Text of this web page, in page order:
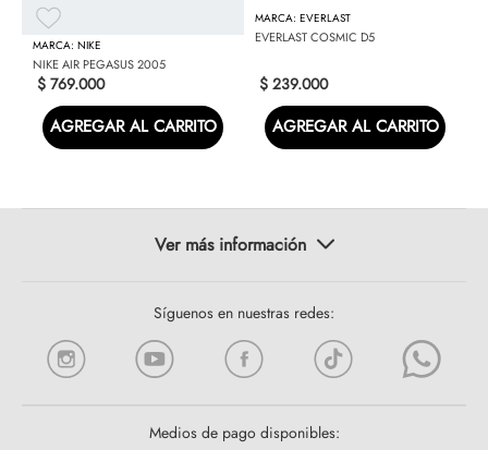
NIKE
NIKE AIR PEGASUS 2005
$ 769.000
AGREGAR AL CARRITO
EVERLAST
EVERLAST COSMIC D5
$ 239.000
AGREGAR AL CARRITO
Síguenos en nuestras redes:
Medios de pago disponibles: